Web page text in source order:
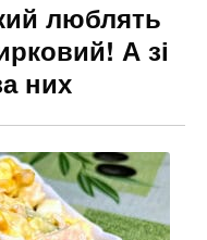
люблять
А зі
них